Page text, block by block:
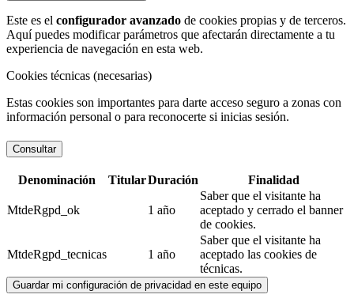
Este es el configurador avanzado de cookies propias y de terceros.
Aquí puedes modificar parámetros que afectarán directamente a tu
experiencia de navegación en esta web.
Cookies técnicas (necesarias)
Estas cookies son importantes para darte acceso seguro a zonas con
información personal o para reconocerte si inicias sesión.
Consultar
Denominación TitularDuración Finalidad
MtdeRgpd_ok 1 año
Saber que el visitante ha
aceptado y cerrado el banner
de cookies.
MtdeRgpd_tecnicas 1 año
Saber que el visitante ha
aceptado las cookies de
técnicas.
Guardar mi configuración de privacidad en este equipo